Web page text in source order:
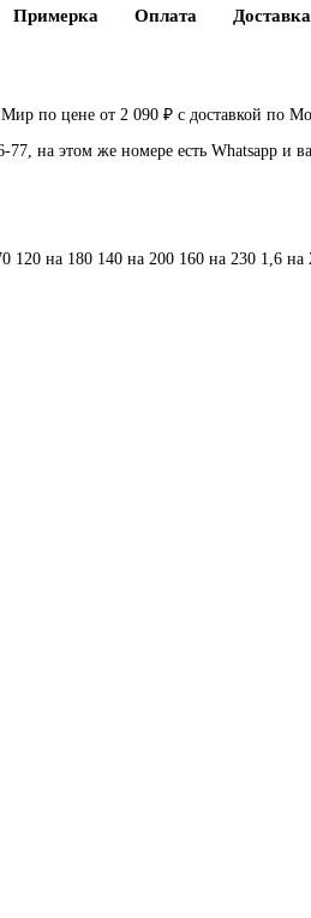
Примерка Оплата Доставка
по цене от 2 090 ₽ с доставкой по
на этом же номере есть Whatsapp и
120 на 180 140 на 200 160 на 230 1,6 на